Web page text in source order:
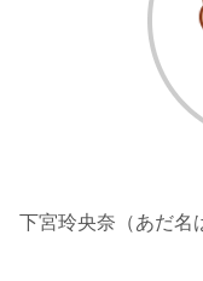
下宮玲央奈（あだ名